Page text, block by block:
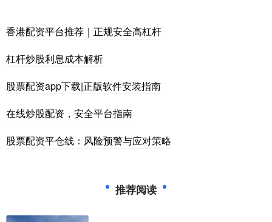
香港配资平台推荐｜正规安全高杠杆
杠杆炒股利息成本解析
股票配资app下载|正版软件安装指南
在线炒股配资，安全平台指南
股票配资平仓线：风险预警与应对策略
推荐阅读